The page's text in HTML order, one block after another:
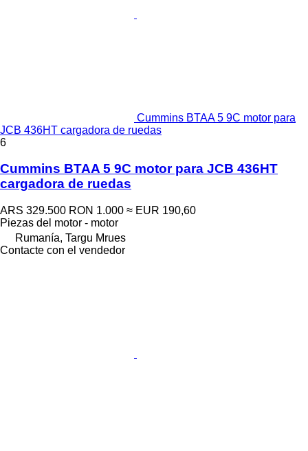
Cummins BTAA 5 9C motor para
JCB 436HT cargadora de ruedas
6
Cummins BTAA 5 9C motor para JCB 436HT
cargadora de ruedas
ARS 329.500 RON 1.000 ≈ EUR 190,60
Piezas del motor - motor
Rumanía, Targu Mrues
Contacte con el vendedor